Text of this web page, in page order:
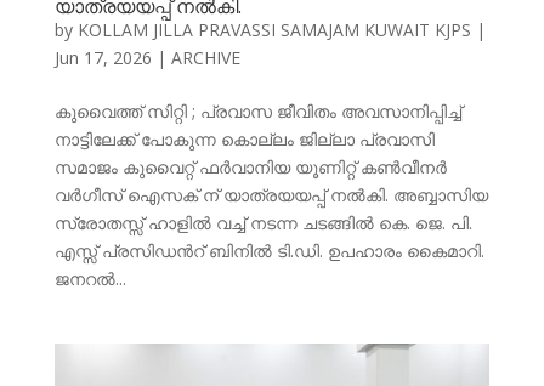
യാത്രയയപ്പ് നൽകി.
by KOLLAM JILLA PRAVASSI SAMAJAM KUWAIT KJPS |
Jun 17, 2026 | ARCHIVE
കുവൈത്ത് സിറ്റി ; പ്രവാസ ജീവിതം അവസാനിപ്പിച്ച്
നാട്ടിലേക്ക് പോകുന്ന കൊല്ലം ജില്ലാ പ്രവാസി
സമാജം കുവൈറ്റ് ഫർവാനിയ യൂണിറ്റ് കൺവീനർ
വർഗീസ് ഐസക് ന് യാത്രയയപ്പ് നൽകി. അബ്ബാസിയ
സ്രോതസ്സ് ഹാളിൽ വച്ച് നടന്ന ചടങ്ങിൽ കെ. ജെ. പി.
എസ്സ് പ്രസിഡൻറ് ബിനിൽ ടി.ഡി. ഉപഹാരം കൈമാറി.
ജനറൽ...